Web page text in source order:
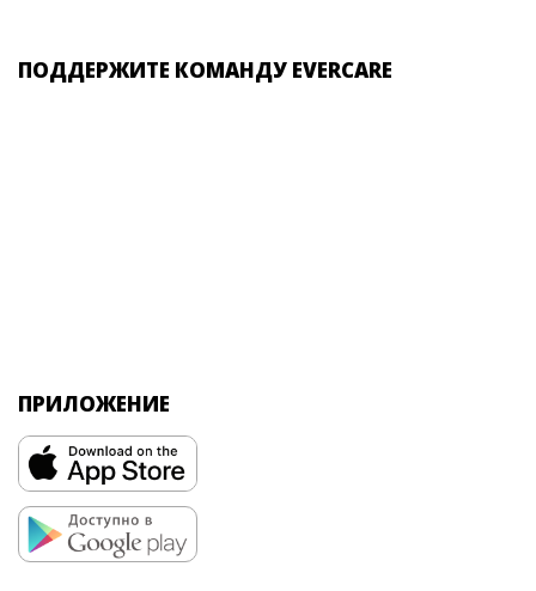
ПОДДЕРЖИТЕ КОМАНДУ EVERCARE
ПРИЛОЖЕНИЕ